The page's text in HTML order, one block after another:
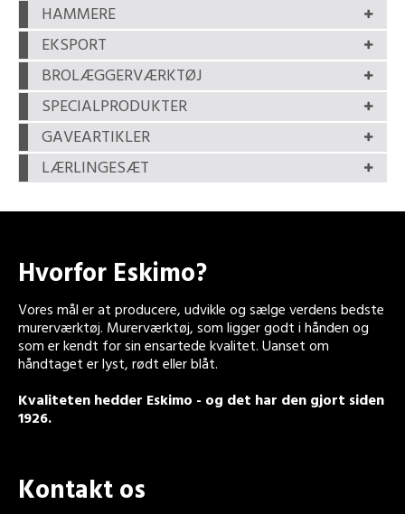
HAMMERE
EKSPORT
BROLÆGGERVÆRKTØJ
SPECIALPRODUKTER
GAVEARTIKLER
LÆRLINGESÆT
Hvorfor Eskimo?
Vores mål er at producere, udvikle og sælge verdens bedste
murerværktøj. Murerværktøj, som ligger godt i hånden og
som er kendt for sin ensartede kvalitet. Uanset om
håndtaget er lyst, rødt eller blåt.
Kvaliteten hedder Eskimo - og det har den gjort siden
1926.
Kontakt os